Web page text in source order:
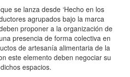
se lanza desde ‘Hecho en los
agrupados bajo la marca
proponer a la organización de
presencia de forma colectiva en
de artesanía alimentaria de la
este elemento deben negociar su
espacios.